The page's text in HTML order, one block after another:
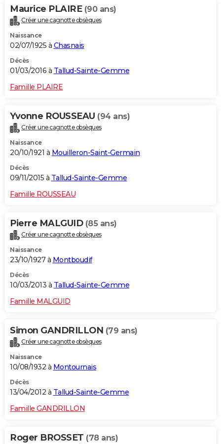
Maurice PLAIRE (90 ans)
Créer une cagnotte obsèques
Naissance
02/07/1925 à Chasnais
Décès
01/03/2016 à Tallud-Sainte-Gemme
Famille PLAIRE
Yvonne ROUSSEAU (94 ans)
Créer une cagnotte obsèques
Naissance
20/10/1921 à Mouilleron-Saint-Germain
Décès
09/11/2015 à Tallud-Sainte-Gemme
Famille ROUSSEAU
Pierre MALGUID (85 ans)
Créer une cagnotte obsèques
Naissance
23/10/1927 à Montboudif
Décès
10/03/2013 à Tallud-Sainte-Gemme
Famille MALGUID
Simon GANDRILLON (79 ans)
Créer une cagnotte obsèques
Naissance
10/08/1932 à Montournais
Décès
13/04/2012 à Tallud-Sainte-Gemme
Famille GANDRILLON
Roger BROSSET (78 ans)